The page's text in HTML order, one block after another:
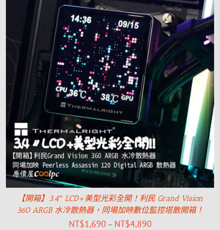
【開箱】3.4″ LCD+美型光彩全開！利民 Grand Vision
360 ARGB 水冷散熱器，同場加映數位監控塔散開箱！
NT$1,690 – NT$4,890